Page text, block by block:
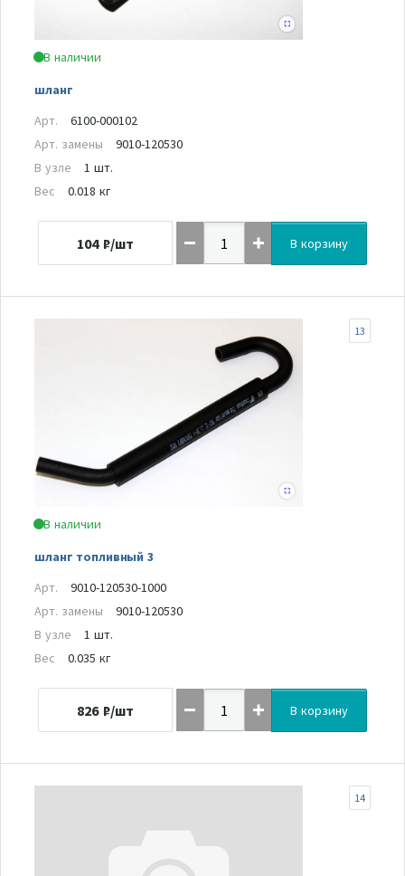
В наличии
шланг
Арт.
6100-000102
Арт. замены
9010-120530
В узле
1 шт.
Вес
0.018 кг
104 ₽/шт В корзину
В наличии
шланг топливный 3
13
Арт.
9010-120530-1000
Арт. замены
9010-120530
В узле
1 шт.
Вес
0.035 кг
826 ₽/шт В корзину
14